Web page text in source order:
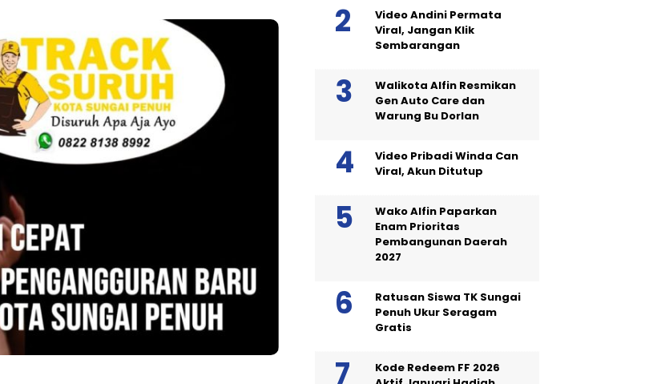
Video Andini Permata
Viral, Jangan Klik
Sembarangan
Walikota Alfin Resmikan
Gen Auto Care dan
Warung Bu Dorlan
Video Pribadi Winda Can
Viral, Akun Ditutup
Wako Alfin Paparkan
Enam Prioritas
Pembangunan Daerah
2027
Ratusan Siswa TK Sungai
Penuh Ukur Seragam
Gratis
Kode Redeem FF 2026